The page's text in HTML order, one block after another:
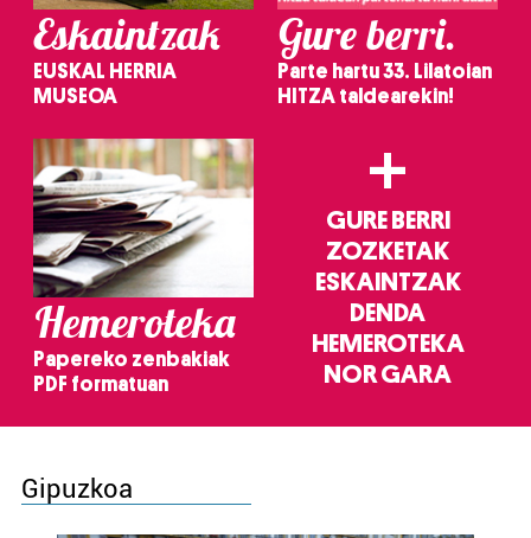
Eskaintzak
EUSKAL HERRIA
MUSEOA
Gure berri.
Parte hartu 33. Lilatoian
HITZA taldearekin!
Hemeroteka
Papereko zenbakiak
PDF formatuan
+
GURE BERRI
ZOZKETAK
ESKAINTZAK
DENDA
HEMEROTEKA
NOR GARA
Gipuzkoa